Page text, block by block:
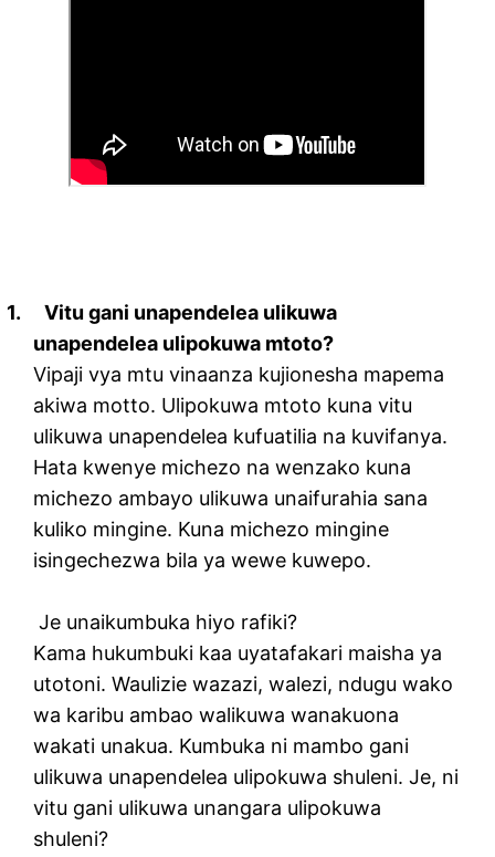
1.
Vitu gani unapendelea ulikuwa
unapendelea ulipokuwa mtoto?
Vipaji vya mtu vinaanza kujionesha mapema
akiwa motto. Ulipokuwa mtoto kuna vitu
ulikuwa unapendelea kufuatilia na kuvifanya.
Hata kwenye michezo na wenzako kuna
michezo ambayo ulikuwa unaifurahia sana
kuliko mingine. Kuna michezo mingine
isingechezwa bila ya wewe kuwepo.
Je unaikumbuka hiyo rafiki?
Kama hukumbuki kaa uyatafakari maisha ya
utotoni. Waulizie wazazi, walezi, ndugu wako
wa karibu ambao walikuwa wanakuona
wakati unakua. Kumbuka ni mambo gani
ulikuwa unapendelea ulipokuwa shuleni. Je, ni
vitu gani ulikuwa unangara ulipokuwa
shuleni?